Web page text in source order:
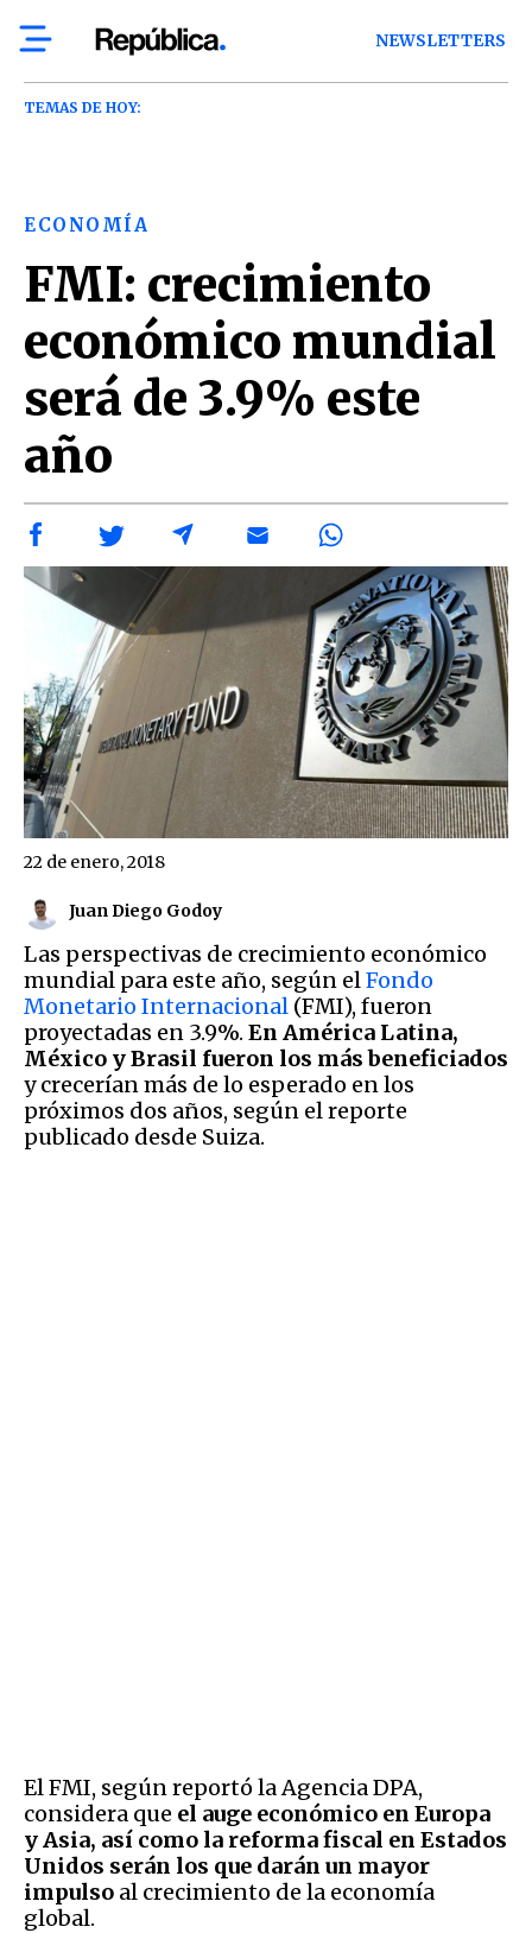
NEWSLETTERS
TEMAS DE HOY:
ECONOMÍA
FMI: crecimiento
económico mundial
será de 3.9% este
año
Juan Diego Godoy
22 de enero, 2018
Las perspectivas de crecimiento económico
mundial para este año, según elFondo
Monetario Internacional (FMI), fueron
proyectadas en 3.9%. En América Latina,
México y Brasil fueron los más beneficiados
y crecerían más de lo esperado en los
próximos dos años, según el reporte
publicado desde Suiza.
El FMI, según reportó la Agencia DPA,
considera que el auge económico en Europa
y Asia, así como la reforma fiscal en Estados
Unidos serán los que darán un mayor
impulso al crecimiento de la economía
global.